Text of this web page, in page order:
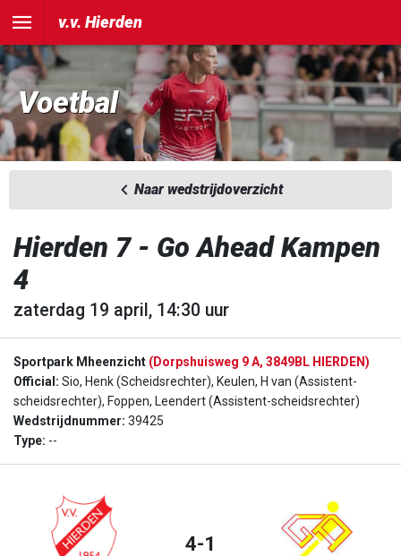
v.v. Hierden
Voetbal
Naar wedstrijdoverzicht
Hierden 7 - Go Ahead Kampen
4
zaterdag 19 april, 14:30 uur
Sportpark Mheenzicht (Dorpshuisweg 9 A, 3849BL HIERDEN)
Official: Sio, Henk (Scheidsrechter), Keulen, H van (Assistent-
scheidsrechter), Foppen, Leendert (Assistent-scheidsrechter)
Wedstrijdnummer: 39425
Type: --
4-1